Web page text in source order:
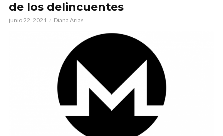
de los delincuentes
junio 22, 2021 Diana Arias